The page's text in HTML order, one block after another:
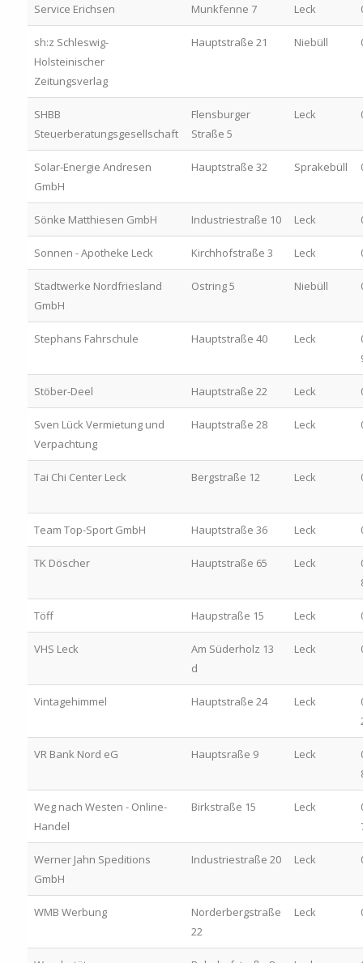
Service Erichsen Munkfenne 7 Leck
sh:z Schleswig-
Holsteinischer
Zeitungsverlag
Hauptstraße 21 Niebüll
SHBB
Steuerberatungsgesellschaft
Flensburger
Straße 5
Leck
Solar-Energie Andresen
GmbH
Hauptstraße 32 Sprakebüll
Sönke Matthiesen GmbH Industriestraße 10 Leck
Sonnen - Apotheke Leck Kirchhofstraße 3 Leck
Stadtwerke Nordfriesland
GmbH
Ostring 5 Niebüll
Stephans Fahrschule Hauptstraße 40 Leck
Stöber-Deel Hauptstraße 22 Leck
Sven Lück Vermietung und
Verpachtung
Hauptstraße 28 Leck
Tai Chi Center Leck Bergstraße 12 Leck
Team Top-Sport GmbH Hauptstraße 36 Leck
TK Döscher Hauptstraße 65 Leck
Töff Haupstraße 15 Leck
VHS Leck
Am Süderholz 13
d
Leck
Vintagehimmel Hauptstraße 24 Leck
VR Bank Nord eG Hauptsraße 9 Leck
Weg nach Westen - Online-
Handel
Birkstraße 15 Leck
Werner Jahn Speditions
GmbH
Industriestraße 20 Leck
WMB Werbung
Norderbergstraße
22
Leck